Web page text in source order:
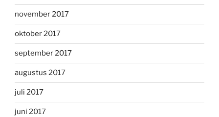
november 2017
oktober 2017
september 2017
augustus 2017
juli 2017
juni 2017